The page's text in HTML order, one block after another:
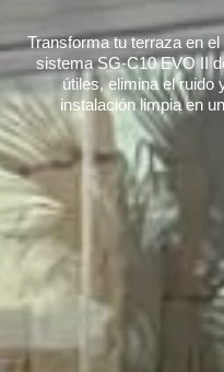
Transforma tu terraza en
sistema SG-C10 EVO II
útiles, elimina el ruido
instalación limpia en